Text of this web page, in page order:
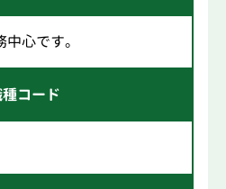
心です。
コード